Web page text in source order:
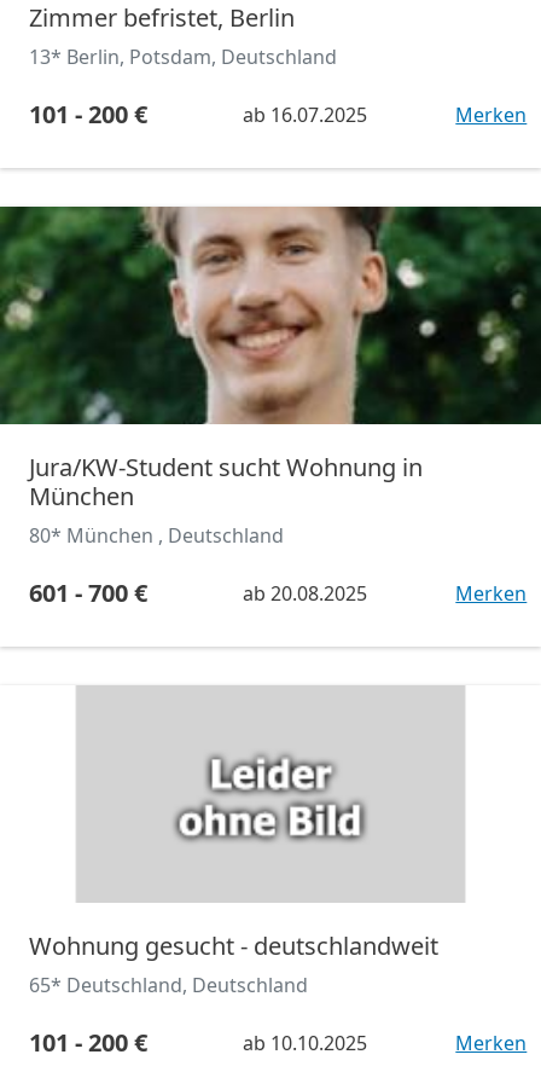
Zimmer befristet, Berlin
13* Berlin, Potsdam, Deutschland
101 - 200 € ab 16.07.2025 Merken
Jura/KW-Student sucht Wohnung in
München
80* München , Deutschland
601 - 700 € ab 20.08.2025 Merken
Wohnung gesucht - deutschlandweit
65* Deutschland, Deutschland
101 - 200 € ab 10.10.2025 Merken